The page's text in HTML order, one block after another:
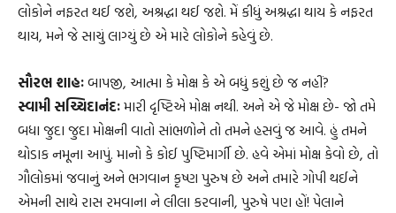
લોકોને નફરત થઈ જશે, અશ્રદ્ધા થઈ જશે. મેં કીધું અશ્રદ્ધા થાય કે નફરત
થાય, મને જે સાચું લાગ્યું છે એ મારે લોકોને કહેવું છે.
સૌરભ શાહઃબાપજી, આત્મા કે મોક્ષ કે એ બધું કશું છે જ નહીં?
સ્વામી સચ્ચિદાનંદઃમારી દૃષ્ટિએ મોક્ષ નથી. અને એ જે મોક્ષ છે- જો તમે
બધા જુદા જુદા મોક્ષની વાતો સાંભળોને તો તમને હસવું જ આવે. હું તમને
થોડાક નમૂના આપું. માનો કે કોઈ પુષ્ટિમાર્ગી છે. હવે એમાં મોક્ષ કેવો છે, તો
ગૌલોકમાં જવાનું અને ભગવાન કૃષ્ણ પુરુષ છે અને તમારે ગોપી થઈને
એમની સાથે રાસ રમવાના ને લીલા કરવાની, પુરુષે પણ હોં! પેલાને